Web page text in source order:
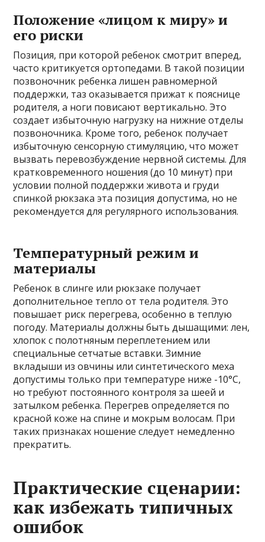
Положение «лицом к миру» и
его риски
Позиция, при которой ребенок смотрит вперед,
часто критикуется ортопедами. В такой позиции
позвоночник ребенка лишен равномерной
поддержки, таз оказывается прижат к пояснице
родителя, а ноги повисают вертикально. Это
создает избыточную нагрузку на нижние отделы
позвоночника. Кроме того, ребенок получает
избыточную сенсорную стимуляцию, что может
вызвать перевозбуждение нервной системы. Для
кратковременного ношения (до 10 минут) при
условии полной поддержки живота и груди
спинкой рюкзака эта позиция допустима, но не
рекомендуется для регулярного использования.
Температурный режим и
материалы
Ребенок в слинге или рюкзаке получает
дополнительное тепло от тела родителя. Это
повышает риск перегрева, особенно в теплую
погоду. Материалы должны быть дышащими: лен,
хлопок с полотняным переплетением или
специальные сетчатые вставки. Зимние
вкладыши из овчины или синтетического меха
допустимы только при температуре ниже -10°C,
но требуют постоянного контроля за шеей и
затылком ребенка. Перегрев определяется по
красной коже на спине и мокрым волосам. При
таких признаках ношение следует немедленно
прекратить.
Практические сценарии:
как избежать типичных
ошибок